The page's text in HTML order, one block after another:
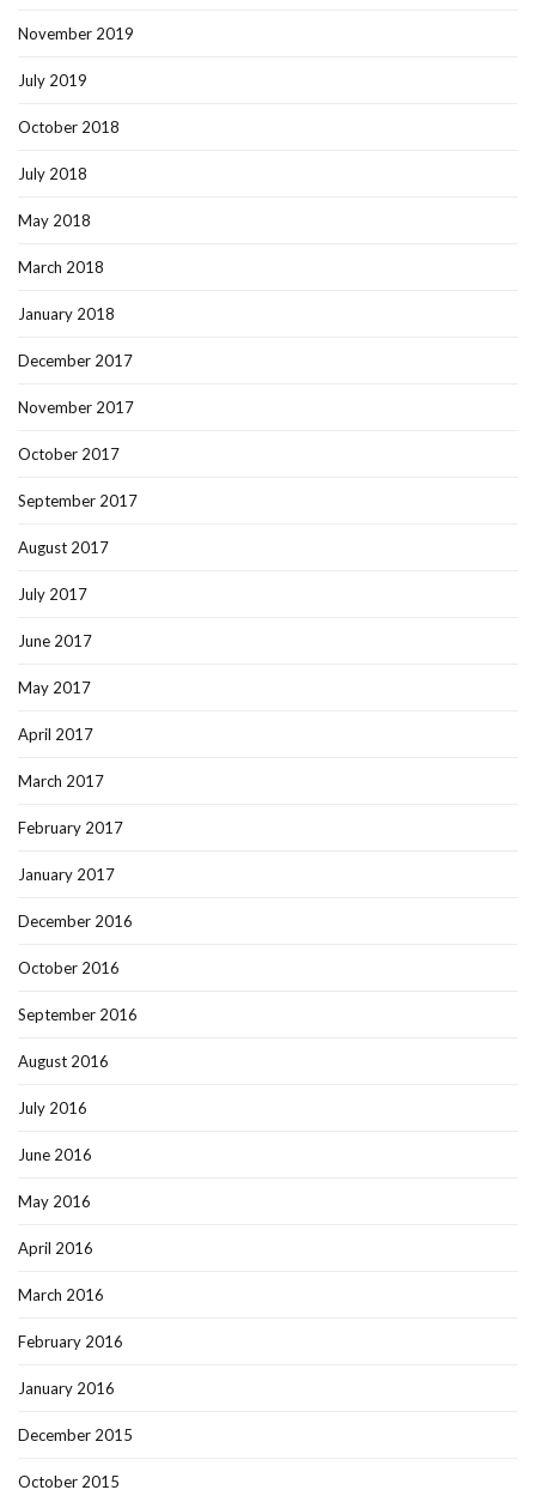
November 2019
July 2019
October 2018
July 2018
May 2018
March 2018
January 2018
December 2017
November 2017
October 2017
September 2017
August 2017
July 2017
June 2017
May 2017
April 2017
March 2017
February 2017
January 2017
December 2016
October 2016
September 2016
August 2016
July 2016
June 2016
May 2016
April 2016
March 2016
February 2016
January 2016
December 2015
October 2015